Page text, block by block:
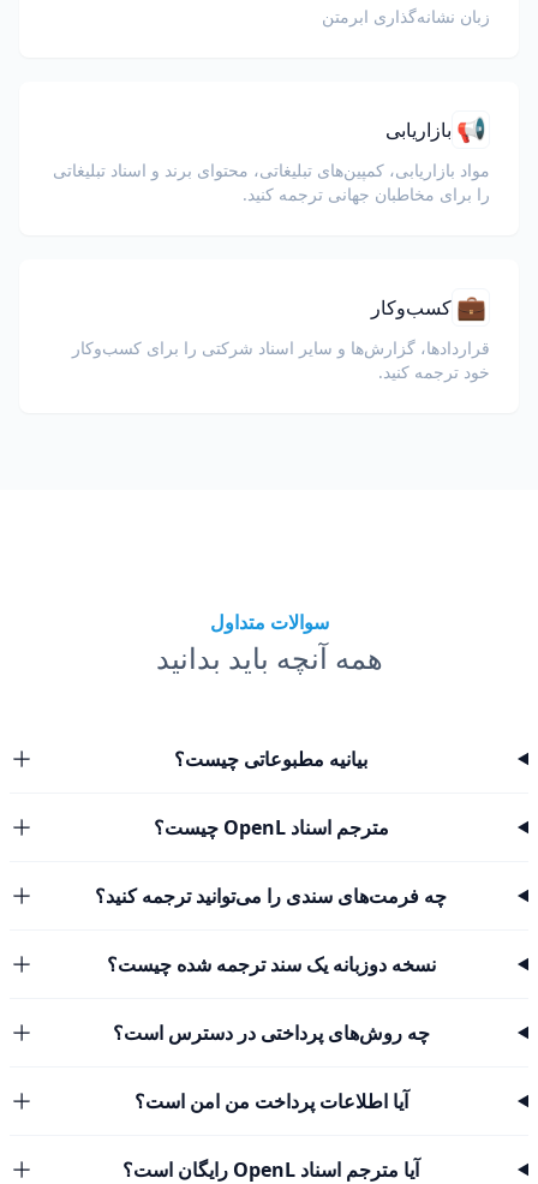
زبان نشانه‌گذاری ابرمتن
📢 بازاریابی
مواد بازاریابی، کمپین‌های تبلیغاتی، محتوای برند و اسناد تبلیغاتی
را برای مخاطبان جهانی ترجمه کنید.
💼 کسب‌وکار
قراردادها، گزارش‌ها و سایر اسناد شرکتی را برای کسب‌وکار
خود ترجمه کنید.
سوالات متداول
همه آنچه باید بدانید
بیانیه مطبوعاتی چیست؟
مترجم اسناد OpenL چیست؟
چه فرمت‌های سندی را می‌توانید ترجمه کنید؟
نسخه دوزبانه یک سند ترجمه شده چیست؟
چه روش‌های پرداختی در دسترس است؟
آیا اطلاعات پرداخت من امن است؟
آیا مترجم اسناد OpenL رایگان است؟